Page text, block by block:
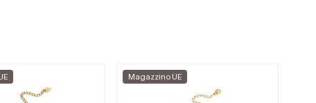
Magazzino UE